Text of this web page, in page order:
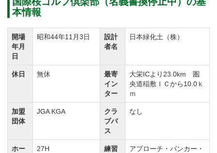
【南コース】3,173ヤード。バランスの良いコースデザ
インです。
フェアウェイに施された起伏やドッグレッグなどが戦
略性を高めています。
訪れるゴルファーの技量が試されるコースです。
【西コース】3,121ヤード。8番のショートホールをミ
ドルホールに改造しました。
西コースではショート・ミドル・ロングがそれぞれ3ホ
本情報
開場
年月
日
昭和44年11月3日
設計
者名
日本緑化土（株）
休日 無休
最寄
イン
ター
大栄ICより23.0km 圏
央道稲敷ＩＣから10.0ｋ
ｍ
加盟
団体
JGA KGA
クラ
ブバ
ス
なし
ホー
27H
練習
アプローチ・バンカー・